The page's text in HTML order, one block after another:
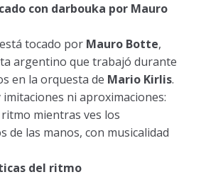
con darbouka por Mauro
tocado por Mauro Botte,
argentino que trabajó durante
en la orquesta de Mario Kirlis.
imitaciones ni aproximaciones:
ritmo mientras ves los
de las manos, con musicalidad
del ritmo